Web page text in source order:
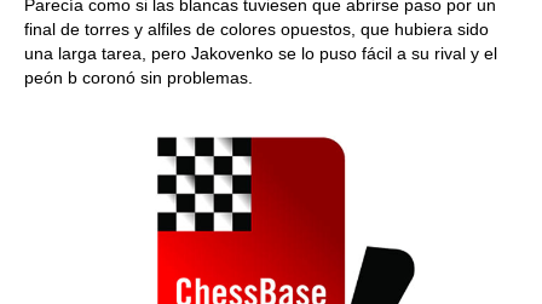
Parecía como si las blancas tuviesen que abrirse paso por un
final de torres y alfiles de colores opuestos, que hubiera sido
una larga tarea, pero Jakovenko se lo puso fácil a su rival y el
peón b coronó sin problemas.